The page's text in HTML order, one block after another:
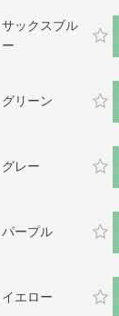
サックスブル
ー
グリーン
グレー
パープル
イエロー